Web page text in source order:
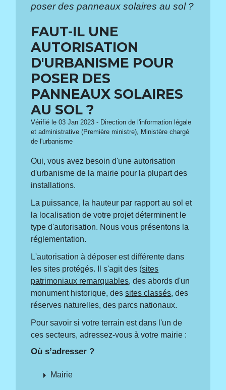
poser des panneaux solaires au sol ?
FAUT-IL UNE
AUTORISATION
D'URBANISME POUR
POSER DES
PANNEAUX SOLAIRES
AU SOL ?
Vérifié le 03 Jan 2023 - Direction de l'information légale
et administrative (Première ministre), Ministère chargé
de l'urbanisme
Oui, vous avez besoin d'une autorisation
d'urbanisme de la mairie pour la plupart des
installations.
La puissance, la hauteur par rapport au sol et
la localisation de votre projet déterminent le
type d'autorisation. Nous vous présentons la
réglementation.
L'autorisation à déposer est différente dans
les sites protégés. Il s'agit des (sites
patrimoniaux remarquables, des abords d'un
monument historique, dessites classés, des
réserves naturelles, des parcs nationaux.
Pour savoir si votre terrain est dans l'un de
ces secteurs, adressez-vous à votre mairie :
Où s’adresser ?
arrow_right Mairie